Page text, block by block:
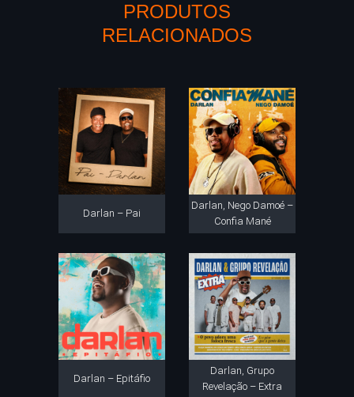
PRODUTOS
RELACIONADOS
Darlan – Pai
Darlan, Nego Damoé –
Confia Mané
Darlan – Epitáfio
Darlan, Grupo
Revelação – Extra